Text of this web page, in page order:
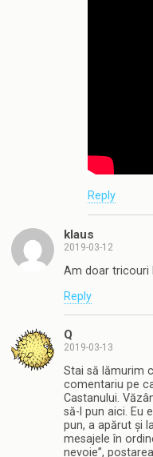
Reply
klaus
2019-03-12
Am doar tricouri
Reply
Q
2019-03-13
Stai să lămurim
comentariu pe
Castanului.
să-l pun aici. Eu
pun, a apărut și
mesajele în
nevoie”,